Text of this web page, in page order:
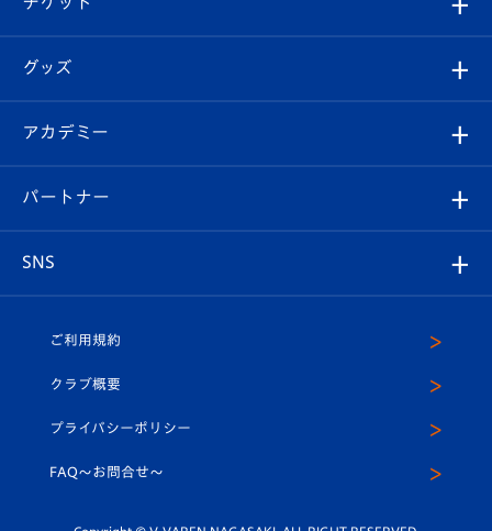
チケット
イベント
メディア
ホームタウン
エンブレム紹介
スタッフプロフィール
マスコット紹介
平和祈念活動
ホームタウン活動
はじめての観戦ガイド
Revive Team
ヴィヴィくんの長崎おもてなしガイド
フォトギャラリー
スタジアムグルメ
チケット
V-LOVERS（ファンクラブ）
プレイヤーズスイート
グッズ
オンラインショップ
店舗情報
アカデミー
育成からのお知らせ
U-18
スクール
パートナー
SNS
ヴィヴィくんインスタグラム
公式LINE＠
ご利用規約
クラブ概要
プライバシーポリシー
FAQ〜お問合せ〜